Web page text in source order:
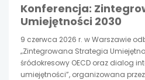
się
w
nowej
Konferencja:
Umiejętności 2030
9 czerwca 2026 r. w Warszawie
„Zintegrowana Strategia
śródokresowy OECD oraz dialog
umiejętności”, organizowana